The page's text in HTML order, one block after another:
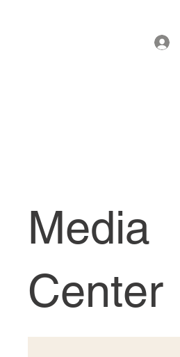
Media
Center